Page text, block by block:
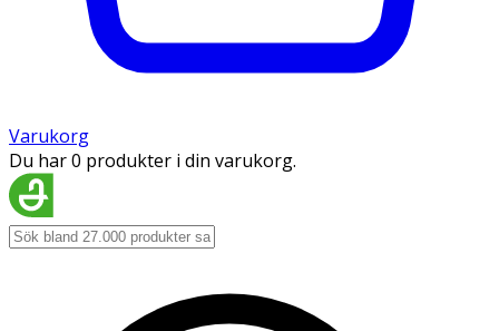
Varukorg
Du har 0 produkter i din varukorg.